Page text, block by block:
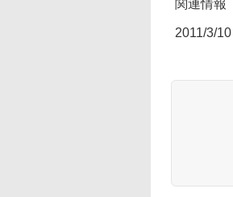
関連情報
2011/3/